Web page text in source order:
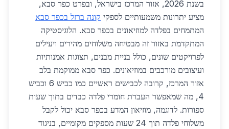
בשנת 2026, אזור המרכז בישראל, ובפרט כפר סבא,
מציע יתרונות משמעותיים לספקי קונה ברזל בכפר סבא
המתמחים בפלדה למוזיאונים בכפר סבא. הלוגיסטיקה
המתקדמת באזור זה מבטיחה משלוחים מהירים ויעילים
לפרויקטים שונים, כולל בניית מבנים, תצוגות אמנותיות
ועיצובים מורכבים במוזיאונים. כפר סבא ממוקמת בלב
אזור המרכז, קרובה לכבישים ראשיים כמו כביש 6 וכביש
4, מה שמאפשר העברת חומרי פלדה כבדים בתוך שעות
ספורות. לדוגמה, מוזיאון המדע בכפר סבא יכול לקבל
משלוחי פלדה תוך 24 שעות מספקים מקומיים, בניגוד